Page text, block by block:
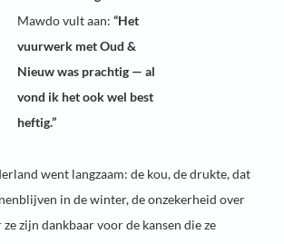
Mawdo vult aan: “Het
vuurwerk met Oud &
Nieuw was prachtig — al
vond ik het ook wel best
heftig.”
went langzaam: de kou, de drukte, dat
in de winter, de onzekerheid over
zijn dankbaar voor de kansen die ze